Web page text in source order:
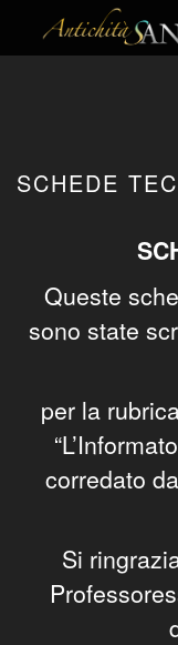
SCHEDE
Queste
sono state
per la
corredato
Si